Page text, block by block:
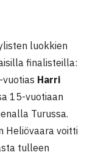
luokkien
finalisteilla:
vuotias Harri
15-vuotiaan
Turussa.
Heliövaara voitti
tulleen